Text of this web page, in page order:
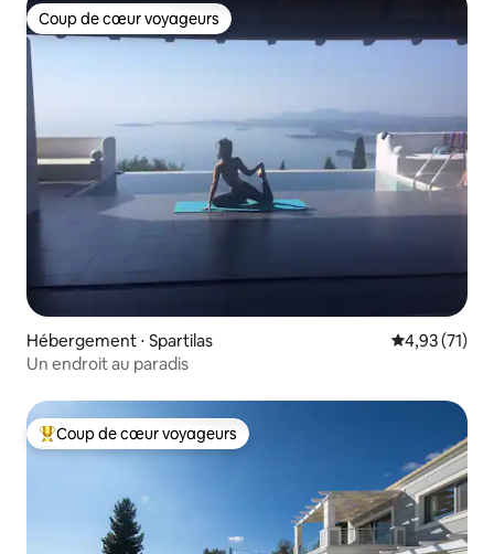
Coup de cœur voyageurs
Coup de cœur voyageurs
Hébergement ⋅ Spartilas Évaluation
4,93 (71)
Un endroit au paradis
Coups de cœur voyageurs les plus appréciés
Coup de cœur voyageurs